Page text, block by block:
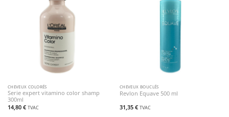
CHEVEUX COLORÉS
Serie expert vitamino color shamp
300ml
14,80 € TVAC
CHEVEUX BOUCLÉS
Revlon Equave 500 ml
31,35 € TVAC